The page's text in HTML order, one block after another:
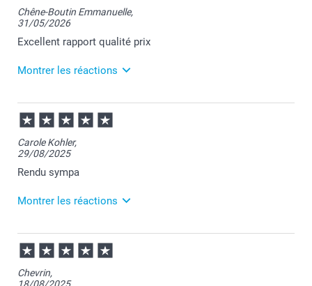
Chêne-Boutin Emmanuelle,
31/05/2026
Excellent rapport qualité prix
Montrer les réactions
05/06/2026
07:37
Merci pour votre commande Emmanuelle et pour
vos recommandations.
Apprendre votre satisfaction est pour nous la plus
belle des récompenses.
Je vous souhaite une belle journée.
Cordialement,
Florence@smartphoto
Carole Kohler,
29/08/2025
Rendu sympa
Montrer les réactions
29/08/2025
14:15
Merci Carole :-)
Chevrin,